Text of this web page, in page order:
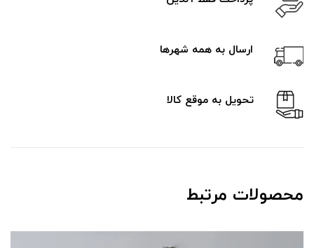
ارسال به همه شهرها
تحویل به موقع کالا
محصولات مرتبط